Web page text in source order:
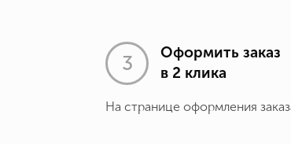
Оформить заказ
в 2 клика
На странице оформления